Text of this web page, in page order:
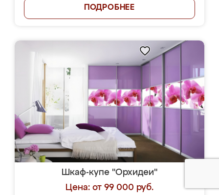
ПОДРОБНЕЕ
Шкаф-купе "Орхидеи"
Цена: от 99 000 руб.